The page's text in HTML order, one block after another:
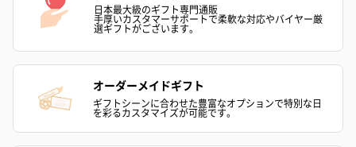
日本最大級のギフト専門通販
手厚いカスタマーサポートで柔軟な対応やバイヤー厳
選ギフトがございます。
オーダーメイドギフト
ギフトシーンに合わせた豊富なオプションで特別な日
を彩るカスタマイズが可能です。